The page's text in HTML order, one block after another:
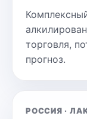
торговля,
прогноз.
РОССИЯ ·